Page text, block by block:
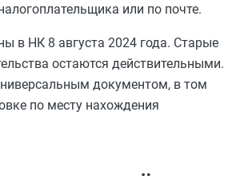
или по почте.
в НК 8 августа 2024 года. Старые
остаются действительными.
документом, в том
по месту нахождения